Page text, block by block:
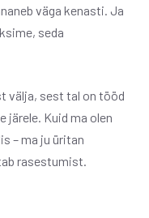
väga kenasti. Ja
seda
välja, sest tal on tööd
järele. Kuid ma olen
– ma ju üritan
rasestumist.